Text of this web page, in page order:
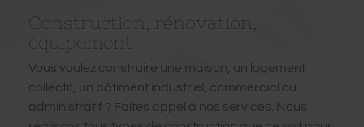
Construction, rénovation,
équipement
Vous voulez construire une maison, un logement
collectif, un bâtiment industriel, commercial ou
administratif ? Faites appel à nos services. Nous